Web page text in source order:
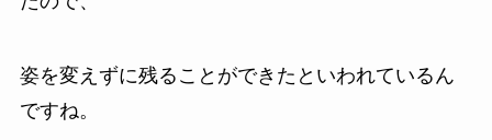
姿を変えずに残ることができたといわれているん
ですね。